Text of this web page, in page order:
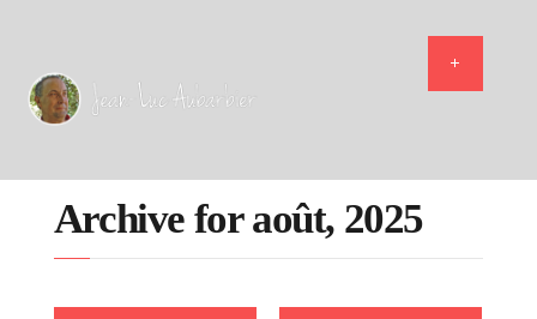
Archive for août, 2025